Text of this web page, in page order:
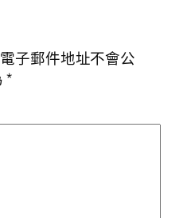
子郵件地址不會公
*